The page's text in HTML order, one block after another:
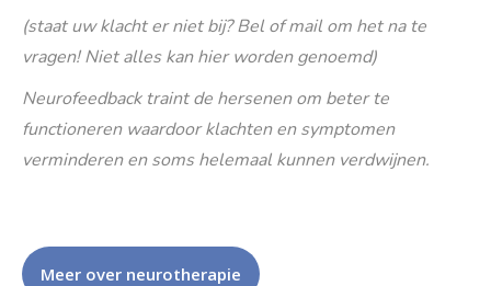
(staat uw klacht er niet bij? Bel of mail om het na te
vragen! Niet alles kan hier worden genoemd)
Neurofeedback traint de hersenen om beter te
functioneren waardoor klachten en symptomen
verminderen en soms helemaal kunnen verdwijnen.
Meer over neurotherapie